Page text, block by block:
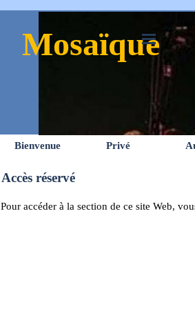
Mosaïque
Bienvenue Privé
Accès réservé
Pour accéder à la section de ce site Web,